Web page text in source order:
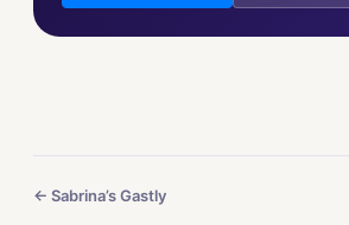
← Sabrina’s Gastly